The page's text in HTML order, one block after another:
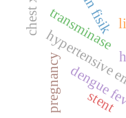
dengue
transminase
pregnancy stent